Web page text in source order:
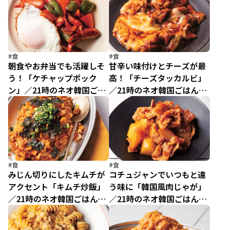
#食
朝食やお弁当でも活躍しそ
う！「ケチャップポック
ン」／21時のネオ韓国ごは
んとゆるっとレシピ（10）
#食
甘辛い味付けとチーズが最
高！「チーズタッカルビ」
／21時のネオ韓国ごはんと
ゆるっとレシピ（9）
#食
みじん切りにしたキムチが
アクセント「キムチ炒飯」
／21時のネオ韓国ごはんと
ゆるっとレシピ（8）
#食
コチュジャンでいつもと違
う味に「韓国風肉じゃが」
／21時のネオ韓国ごはんと
ゆるっとレシピ（7）